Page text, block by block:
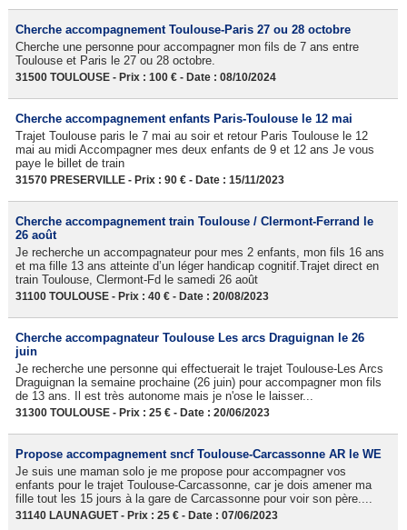
Cherche accompagnement Toulouse-Paris 27 ou 28 octobre
Cherche une personne pour accompagner mon fils de 7 ans entre
Toulouse et Paris le 27 ou 28 octobre.
31500 TOULOUSE - Prix : 100 € - Date : 08/10/2024
Cherche accompagnement enfants Paris-Toulouse le 12 mai
Trajet Toulouse paris le 7 mai au soir et retour Paris Toulouse le 12
mai au midi Accompagner mes deux enfants de 9 et 12 ans Je vous
paye le billet de train
31570 PRESERVILLE - Prix : 90 € - Date : 15/11/2023
Cherche accompagnement train Toulouse / Clermont-Ferrand le
26 août
Je recherche un accompagnateur pour mes 2 enfants, mon fils 16 ans
et ma fille 13 ans atteinte d’un léger handicap cognitif.Trajet direct en
train Toulouse, Clermont-Fd le samedi 26 août
31100 TOULOUSE - Prix : 40 € - Date : 20/08/2023
Cherche accompagnateur Toulouse Les arcs Draguignan le 26
juin
Je recherche une personne qui effectuerait le trajet Toulouse-Les Arcs
Draguignan la semaine prochaine (26 juin) pour accompagner mon fils
de 13 ans. Il est très autonome mais je n'ose le laisser...
31300 TOULOUSE - Prix : 25 € - Date : 20/06/2023
Propose accompagnement sncf Toulouse-Carcassonne AR le WE
Je suis une maman solo je me propose pour accompagner vos
enfants pour le trajet Toulouse-Carcassonne, car je dois amener ma
fille tout les 15 jours à la gare de Carcassonne pour voir son père....
31140 LAUNAGUET - Prix : 25 € - Date : 07/06/2023